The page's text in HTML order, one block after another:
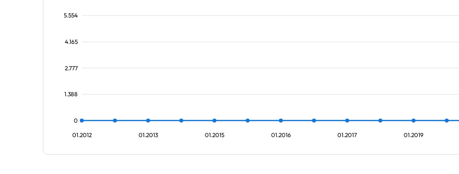
0
1.388
2.777
4.165
5.554
01.2012 01.2013 01.2015 01.2016 01.2017 01.2019